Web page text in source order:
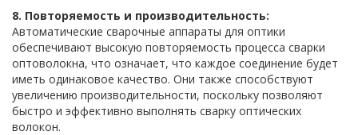
8. Повторяемость и производительность:
Автоматические сварочные аппараты для оптики
обеспечивают высокую повторяемость процесса сварки
оптоволокна, что означает, что каждое соединение будет
иметь одинаковое качество. Они также способствуют
увеличению производительности, поскольку позволяют
быстро и эффективно выполнять сварку оптических
волокон.